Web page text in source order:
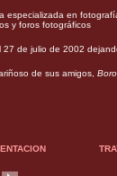
especializada en
y foros fotográficos
de julio de 2002
de sus amigos, Boro